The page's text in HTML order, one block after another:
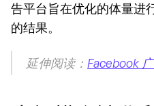
告平台旨在优化的体量进
的结果。
延伸阅读： Facebook